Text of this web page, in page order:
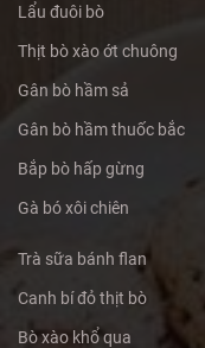
Lẩu đuôi bò
Thịt bò xào ớt chuông
Gân bò hầm sả
Gân bò hầm thuốc bắc
Bắp bò hấp gừng
Gà bó xôi chiên
Trà sữa bánh flan
Canh bí đỏ thịt bò
Bò xào khổ qua